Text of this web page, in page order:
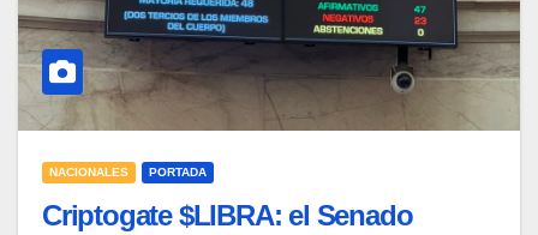
NACIONALES PORTADA
Criptogate $LIBRA: el Senado